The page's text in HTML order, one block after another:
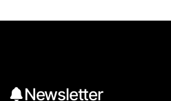
Newsletter